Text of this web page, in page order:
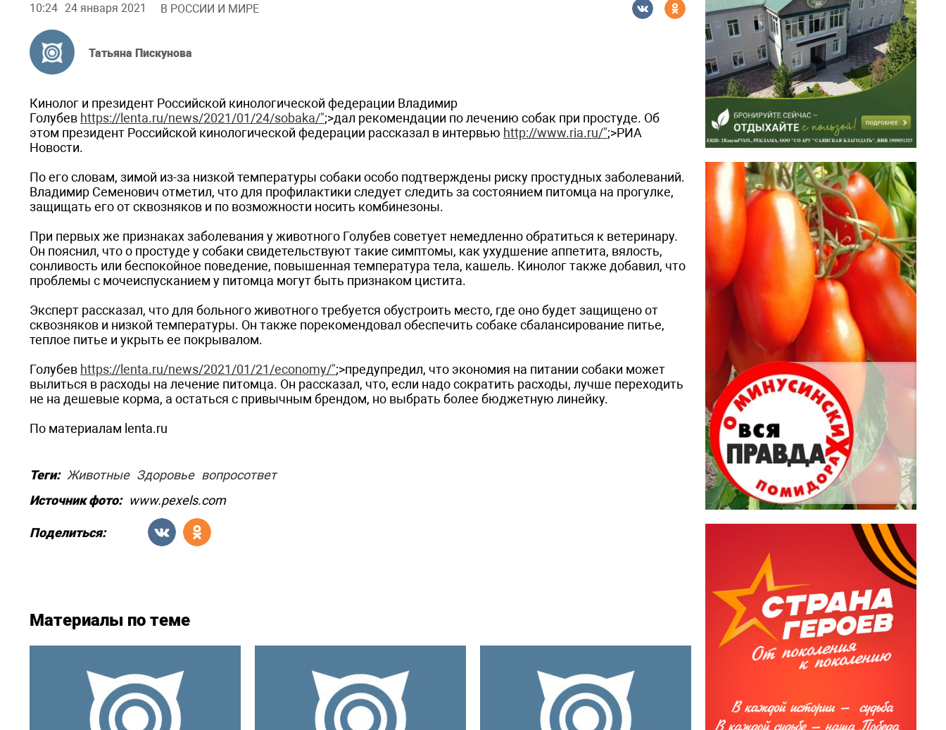
10:24 24 января 2021 В РОССИИ И МИРЕ
Татьяна Пискунова
Кинолог и президент Российской кинологической федерации Владимир
Голубев https://lenta.ru/news/2021/01/24/sobaka/";>дал рекомендации по лечению собак при простуде. Об
этом президент Российской кинологической федерации рассказал в интервью http://www.ria.ru/";>РИА
Новости.
По его словам, зимой из-за низкой температуры собаки особо подтверждены риску простудных заболеваний.
Владимир Семенович отметил, что для профилактики следует следить за состоянием питомца на прогулке,
защищать его от сквозняков и по возможности носить комбинезоны.
При первых же признаках заболевания у животного Голубев советует немедленно обратиться к ветеринару.
Он пояснил, что о простуде у собаки свидетельствуют такие симптомы, как ухудшение аппетита, вялость,
сонливость или беспокойное поведение, повышенная температура тела, кашель. Кинолог также добавил, что
проблемы с мочеиспусканием у питомца могут быть признаком цистита.
Эксперт рассказал, что для больного животного требуется обустроить место, где оно будет защищено от
сквозняков и низкой температуры. Он также порекомендовал обеспечить собаке сбалансирование питье,
теплое питье и укрыть ее покрывалом.
Голубев https://lenta.ru/news/2021/01/21/economy/";>предупредил, что экономия на питании собаки может
вылиться в расходы на лечение питомца. Он рассказал, что, если надо сократить расходы, лучше переходить
не на дешевые корма, а остаться с привычным брендом, но выбрать более бюджетную линейку.
По материалам lenta.ru
Теги: Животные Здоровье вопросответ
Источник фото: www.pexels.com
Поделиться:
Материалы по теме